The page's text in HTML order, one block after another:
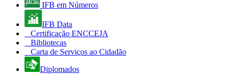
IFB em Números
IFB Data
Certificação ENCCEJA
Bibliotecas
Carta de Serviços ao Cidadão
Diplomados